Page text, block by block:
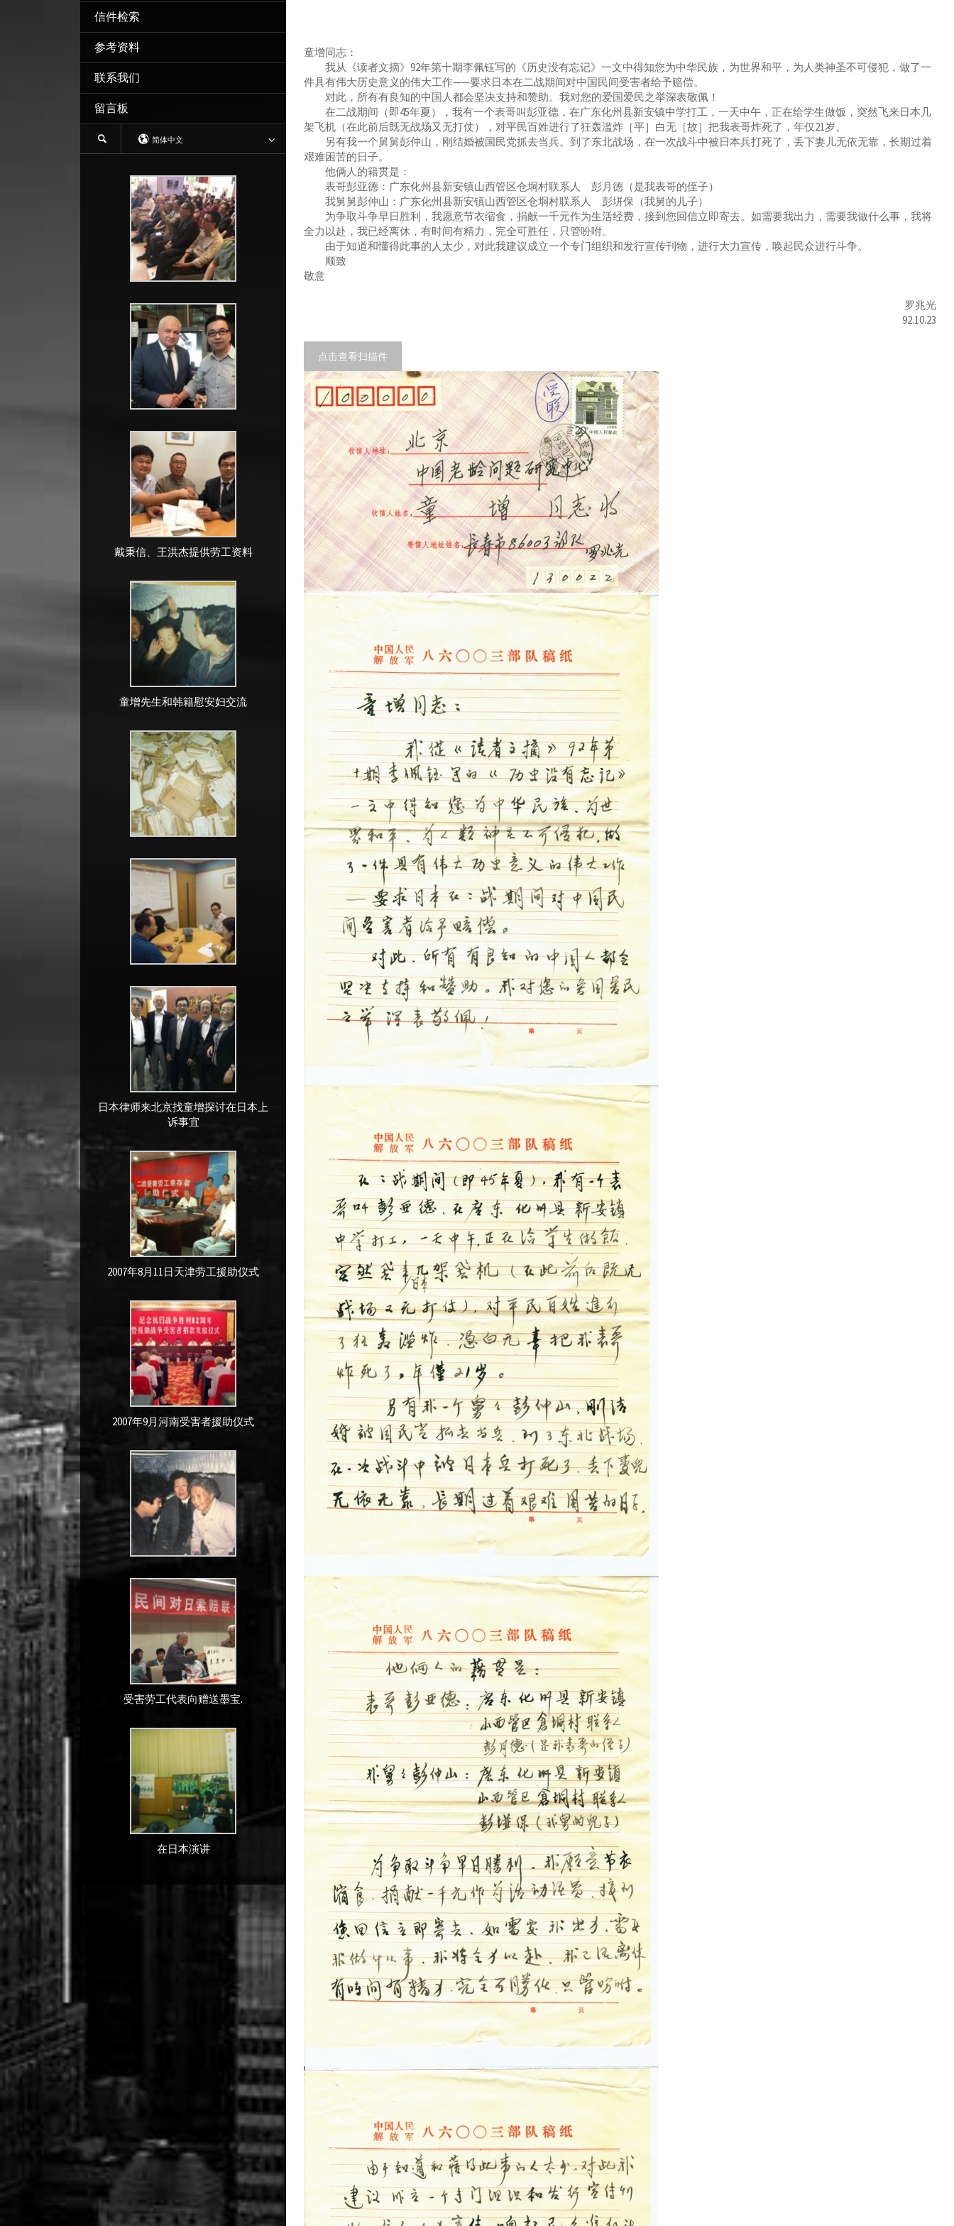
信件检索
参考资料
联系我们
留言板
简体中文
戴秉信、王洪杰提供劳工资料
童增先生和韩籍慰安妇交流
日本律师来北京找童增探讨在日本上
诉事宜
2007年8月11日天津劳工援助仪式
2007年9月河南受害者援助仪式
受害劳工代表向赠送墨宝.
在日本演讲
童增同志：
我从《读者文摘》92年第十期李佩钰写的《历史没有忘记》一文中得知您为中华民族，为世界和平，为人类神圣不可侵犯，做了一
件具有伟大历史意义的伟大工作——要求日本在二战期间对中国民间受害者给予赔偿。
对此，所有有良知的中国人都会坚决支持和赞助。我对您的爱国爱民之举深表敬佩！
在二战期间（即45年夏），我有一个表哥叫彭亚德，在广东化州县新安镇中学打工，一天中午，正在给学生做饭，突然飞来日本几
架飞机（在此前后既无战场又无打仗），对平民百姓进行了狂轰滥炸［平］白无［故］把我表哥炸死了，年仅21岁。
另有我一个舅舅彭仲山，刚结婚被国民党抓去当兵。到了东北战场，在一次战斗中被日本兵打死了，丢下妻儿无依无靠，长期过着
艰难困苦的日子。
他俩人的籍贯是：
表哥彭亚德：广东化州县新安镇山西管区仓垌村联系人 彭月德（是我表哥的侄子）
我舅舅彭仲山：广东化州县新安镇山西管区仓垌村联系人 彭垪保（我舅的儿子）
为争取斗争早日胜利，我愿意节衣缩食，捐献一千元作为生活经费，接到您回信立即寄去。如需要我出力，需要我做什么事，我将
全力以赴，我已经离休，有时间有精力，完全可胜任，只管吩咐。
由于知道和懂得此事的人太少，对此我建议成立一个专门组织和发行宣传刊物，进行大力宣传，唤起民众进行斗争。
顺致
敬意
罗兆光
92.10.23